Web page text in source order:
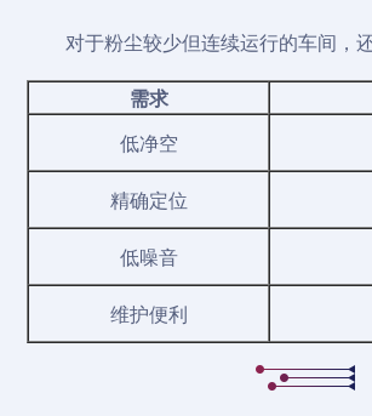
对于粉尘较少但连续运行的车间，
需求
低净空
精确定位
低噪音
维护便利